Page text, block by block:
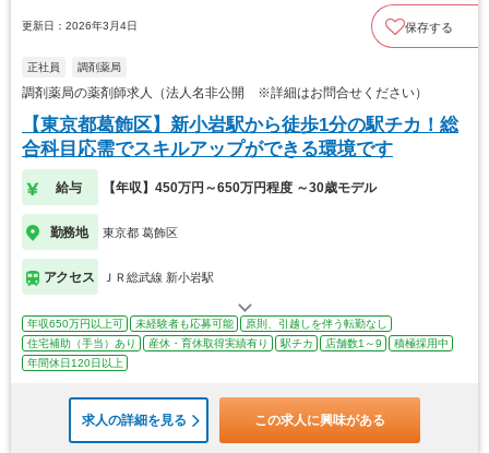
更新日：2026年3月4日 保存する
正社員 調剤薬局
調剤薬局の薬剤師求人（法人名非公開 ※詳細はお問合せください）
【東京都葛飾区】新小岩駅から徒歩1分の駅チカ！総
合科目応需でスキルアップができる環境です
給与 【年収】450万円～650万円程度 ～30歳モデル
勤務地 東京都 葛飾区
アクセス ＪＲ総武線 新小岩駅
年収650万円以上可 未経験者も応募可能
原則、引越しを伴う転勤なし
住宅補助（手当）あり
産休・育休取得実績有り 駅チカ 店舗数1～9
積極採用中
年間休日120日以上
求人の詳細を見る この求人に興味がある